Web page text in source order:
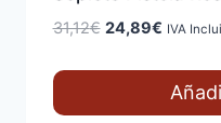
31,12€ El
original
24,89€El
actual
es:
IVA